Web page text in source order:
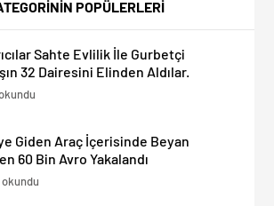
POPÜLERLERİ
Sahte Evlilik İle Gurbetçi
32 Dairesini Elinden Aldılar.
Giden Araç İçerisinde Beyan
60 Bin Avro Yakalandı